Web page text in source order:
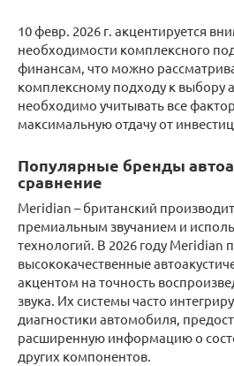
10 февр. 2026 г. акцентируется
необходимости комплексного
финансам, что можно
комплексному подходу к выбору
необходимо учитывать все
максимальную отдачу от
Популярные бренды
сравнение
Meridian – британский
премиальным звучанием и
технологий. В 2026 году Meridian
высококачественные
акцентом на точность
звука. Их системы часто
диагностики автомобиля,
расширенную информацию о
других компонентов.